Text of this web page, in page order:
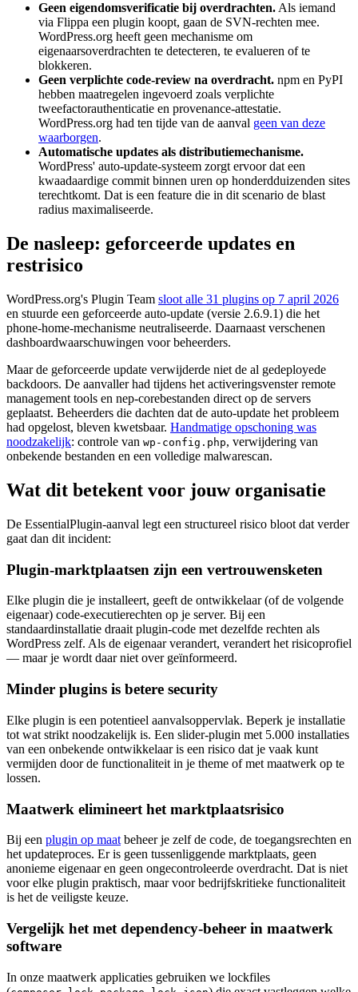
Geen eigendomsverificatie bij overdrachten. Als iemand
via Flippa een plugin koopt, gaan de SVN-rechten mee.
WordPress.org heeft geen mechanisme om
eigenaarsoverdrachten te detecteren, te evalueren of te
blokkeren.
Geen verplichte code-review na overdracht. npm en PyPI
hebben maatregelen ingevoerd zoals verplichte
tweefactorauthenticatie en provenance-attestatie.
WordPress.org had ten tijde van de aanval geen van deze
waarborgen.
Automatische updates als distributiemechanisme.
WordPress' auto-update-systeem zorgt ervoor dat een
kwaadaardige commit binnen uren op honderdduizenden sites
terechtkomt. Dat is een feature die in dit scenario de blast
radius maximaliseerde.
De nasleep: geforceerde updates en
restrisico
WordPress.org's Plugin Team sloot alle 31 plugins op 7 april 2026
en stuurde een geforceerde auto-update (versie 2.6.9.1) die het
phone-home-mechanisme neutraliseerde. Daarnaast verschenen
dashboardwaarschuwingen voor beheerders.
Maar de geforceerde update verwijderde niet de al gedeployede
backdoors. De aanvaller had tijdens het activeringsvenster remote
management tools en nep-corebestanden direct op de servers
geplaatst. Beheerders die dachten dat de auto-update het probleem
had opgelost, bleven kwetsbaar. Handmatige opschoning was
noodzakelijk: controle van wp-config.php, verwijdering van
onbekende bestanden en een volledige malwarescan.
Wat dit betekent voor jouw organisatie
De EssentialPlugin-aanval legt een structureel risico bloot dat verder
gaat dan dit incident:
Plugin-marktplaatsen zijn een vertrouwensketen
Elke plugin die je installeert, geeft de ontwikkelaar (of de volgende
eigenaar) code-executierechten op je server. Bij een
standaardinstallatie draait plugin-code met dezelfde rechten als
WordPress zelf. Als de eigenaar verandert, verandert het risicoprofiel
— maar je wordt daar niet over geïnformeerd.
Minder plugins is betere security
Elke plugin is een potentieel aanvalsoppervlak. Beperk je installatie
tot wat strikt noodzakelijk is. Een slider-plugin met 5.000 installaties
van een onbekende ontwikkelaar is een risico dat je vaak kunt
vermijden door de functionaliteit in je theme of met maatwerk op te
lossen.
Maatwerk elimineert het marktplaatsrisico
Bij een plugin op maat beheer je zelf de code, de toegangsrechten en
het updateproces. Er is geen tussenliggende marktplaats, geen
anonieme eigenaar en geen ongecontroleerde overdracht. Dat is niet
voor elke plugin praktisch, maar voor bedrijfskritieke functionaliteit
is het de veiligste keuze.
Vergelijk het met dependency-beheer in maatwerk
software
In onze maatwerk applicaties gebruiken we lockfiles